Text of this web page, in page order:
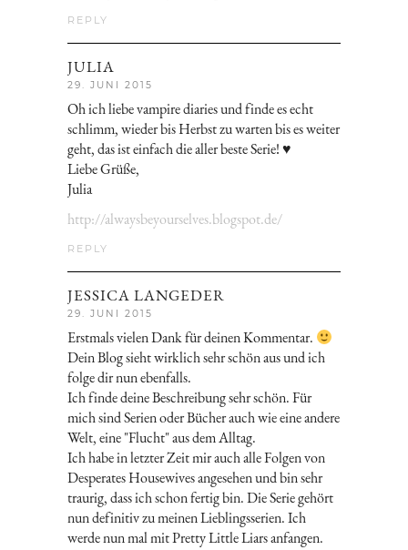
REPLY
JULIA
29. JUNI 2015
Oh ich liebe vampire diaries und finde es echt
schlimm, wieder bis Herbst zu warten bis es weiter
geht, das ist einfach die aller beste Serie! ♥
Liebe Grüße,
Julia
http://alwaysbeyourselves.blogspot.de/
REPLY
JESSICA LANGEDER
29. JUNI 2015
Erstmals vielen Dank für deinen Kommentar.
Dein Blog sieht wirklich sehr schön aus und ich
folge dir nun ebenfalls.
Ich finde deine Beschreibung sehr schön. Für
mich sind Serien oder Bücher auch wie eine andere
Welt, eine "Flucht" aus dem Alltag.
Ich habe in letzter Zeit mir auch alle Folgen von
Desperates Housewives angesehen und bin sehr
traurig, dass ich schon fertig bin. Die Serie gehört
nun definitiv zu meinen Lieblingsserien. Ich
werde nun mal mit Pretty Little Liars anfangen.